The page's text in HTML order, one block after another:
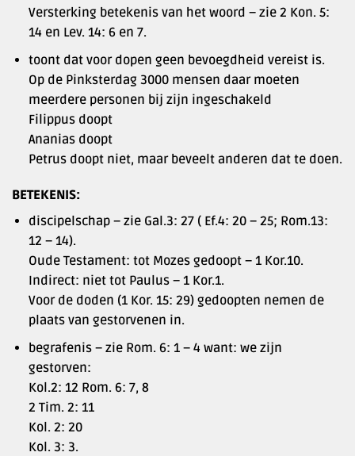
Versterking betekenis van het woord – zie 2 Kon. 5:
14 en Lev. 14: 6 en 7.
toont dat voor dopen geen bevoegdheid vereist is.
Op de Pinksterdag 3000 mensen daar moeten
meerdere personen bij zijn ingeschakeld
Filippus doopt
Ananias doopt
Petrus doopt niet, maar beveelt anderen dat te doen.
BETEKENIS:
discipelschap – zie Gal.3: 27 ( Ef.4: 20 – 25; Rom.13:
12 – 14).
Oude Testament: tot Mozes gedoopt – 1 Kor.10.
Indirect: niet tot Paulus – 1 Kor.1.
Voor de doden (1 Kor. 15: 29) gedoopten nemen de
plaats van gestorvenen in.
begrafenis – zie Rom. 6: 1 – 4 want: we zijn
gestorven:
Kol.2: 12 Rom. 6: 7, 8
2 Tim. 2: 11
Kol. 2: 20
Kol. 3: 3.